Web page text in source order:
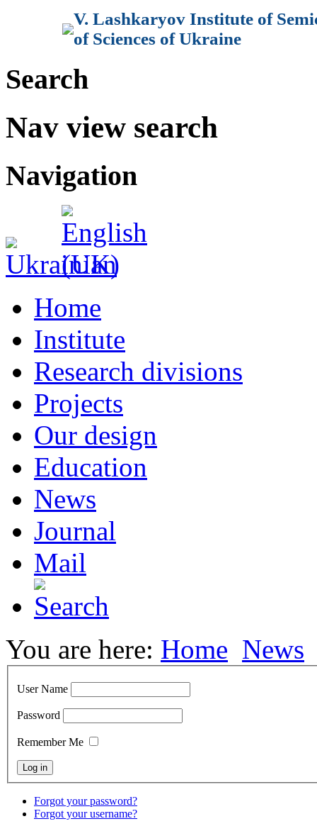
V. Lashkaryov Institute of
of Sciences of Ukraine
Search
Nav view search
Navigation
Home
Institute
Research divisions
Projects
Our design
Education
News
Journal
Mail
You are here: Home News
User Name
Password
Remember Me
Forgot your password?
Forgot your username?